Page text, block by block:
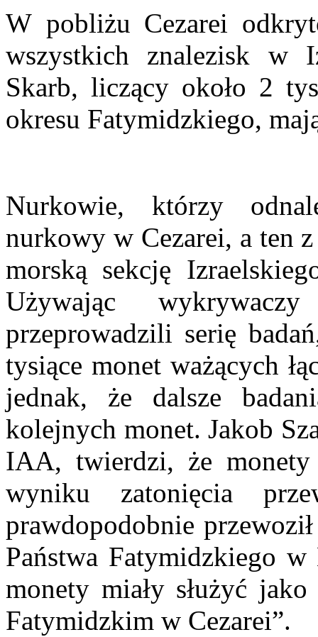
W pobliżu Cezarei
wszystkich znalezisk w
Skarb, liczący około 2
okresu Fatymidzkiego,
Nurkowie, którzy
nurkowy w Cezarei, a ten
morską sekcję
Używając
przeprowadzili serię
tysiące monet ważących
jednak, że dalsze
kolejnych monet. Jakob
IAA, twierdzi, że
wyniku zatonięcia
prawdopodobnie
Państwa Fatymidzkiego
monety miały służyć
Fatymidzkim w Cezarei”.